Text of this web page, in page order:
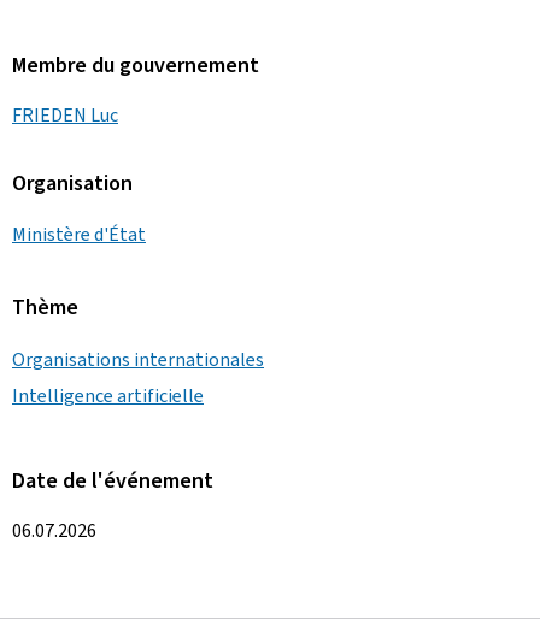
Membre du gouvernement
FRIEDEN Luc
Organisation
Ministère d'État
Thème
Organisations internationales
Intelligence artificielle
Date de l'événement
06.07.2026